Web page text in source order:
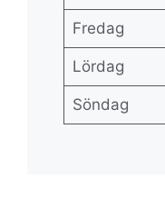
Fredag
Lördag
Söndag